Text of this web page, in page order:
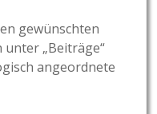
gewünschten
unter „Beiträge“
angeordnete